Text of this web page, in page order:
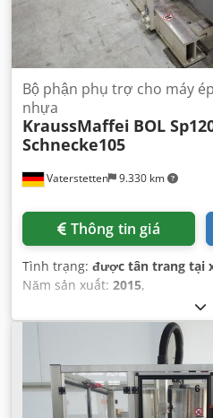
Vaterstetten 9.330 km
Bộ phận phụ trợ cho máy
nhựa
KraussMaffei BOL
Schnecke105
Thông tin giá
Tình trạng: được tân trang tại
Năm sản xuất: 2015,